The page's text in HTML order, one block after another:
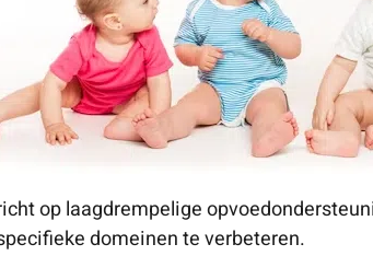
op laagdrempelige
domeinen te verbeteren.